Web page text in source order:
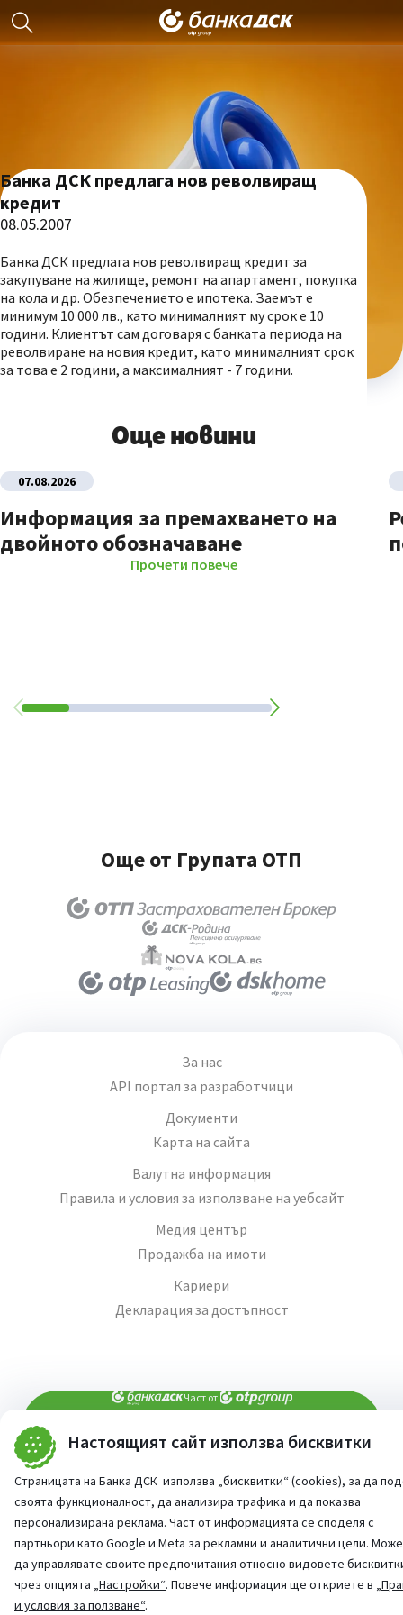
Настоящият сайт използва бисквитки
Страницата на Банка ДСК използва „бисквитки“ (cookies), за да
своята функционалност, да анализира трафика и да показва
персонализирана реклама. Част от информацията се споделя с
партньори като Google и Meta за рекламни и аналитични цели.
да управлявате своите предпочитания относно видовете
чрез опцията „Настройки“. Повече информация ще откриете в
и условия за ползване“.
Банка ДСК предлага нов револвиращ
кредит
08.05.2007
Банка ДСК предлага нов револвиращ кредит за
закупуване на жилище, ремонт на апартамент, покупка
на кола и др. Обезпечението е ипотека. Заемът е
минимум 10 000 лв., като минималният му срок е 10
години. Клиентът сам договаря с банката периода на
револвиране на новия кредит, като минималният срок
за това е 2 години, а максималният - 7 години.
Още новини
07.08.2026
Информация за премахването на
двойното обозначаване
Прочети повече
Още от Групата ОТП
За нас
API портал за разработчици
Документи
Карта на сайта
Валутна информация
Правила и условия за използване на уебсайт
Медия център
Продажба на имоти
Кариери
Декларация за достъпност
Част от:
При въпроси - попитай AI асистента ни
©2026 Всички права запазени